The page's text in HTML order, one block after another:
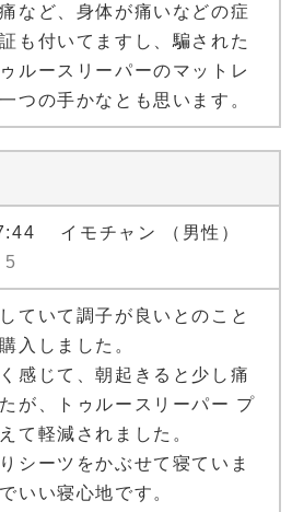
など、身体が痛いなどの症
も付いてますし、騙された
ルースリーパーのマットレ
つの手かなとも思います。
イモチャン （男性）
5
ていて調子が良いとのこと
入しました。
感じて、朝起きると少し痛
が、トゥルースリーパー プ
て軽減されました。
シーツをかぶせて寝ていま
いい寝心地です。